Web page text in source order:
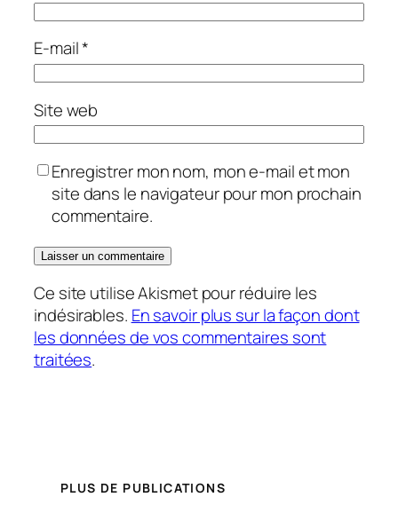
E-mail*
Site web
Enregistrer mon nom, mon e-mail et mon
site dans le navigateur pour mon prochain
commentaire.
Ce site utilise Akismet pour réduire les
indésirables. En savoir plus sur la façon dont
les données de vos commentaires sont
traitées.
PLUS DE PUBLICATIONS